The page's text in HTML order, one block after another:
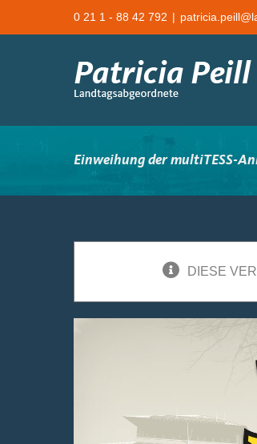
0 21 1 - 88 42 792 |
Einweihung der multiTESS-
DIESE